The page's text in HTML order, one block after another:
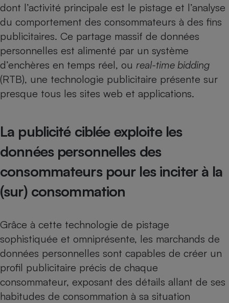
dont l’activité principale est le pistage et l’analyse
du comportement des consommateurs à des fins
publicitaires. Ce partage massif de données
personnelles est alimenté par un système
d’enchères en temps réel, ou real-time bidding
(RTB), une technologie publicitaire présente sur
presque tous les sites web et applications.
La publicité ciblée exploite les
données personnelles des
consommateurs pour les inciter à la
(sur) consommation
Grâce à cette technologie de pistage
sophistiquée et omniprésente, les marchands de
données personnelles sont capables de créer un
profil publicitaire précis de chaque
consommateur, exposant des détails allant de ses
habitudes de consommation à sa situation
Cafetière à expressos
Robot ménager